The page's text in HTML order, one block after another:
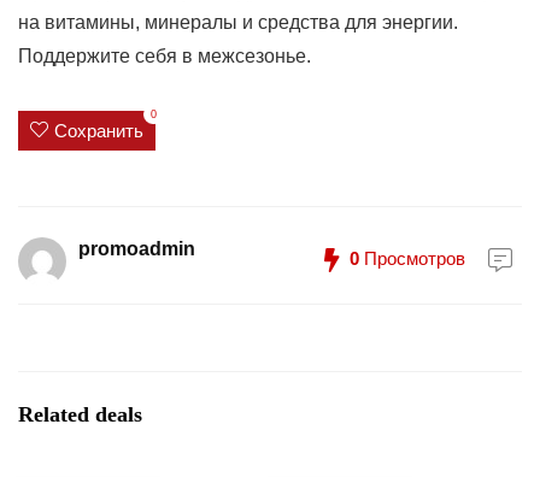
на витамины, минералы и средства для энергии.
Поддержите себя в межсезонье.
Сохранить
0
promoadmin 0 Просмотров
Related deals